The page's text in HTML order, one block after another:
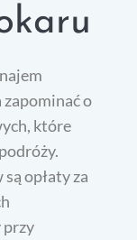
zapominać o
które
opłaty za
przy